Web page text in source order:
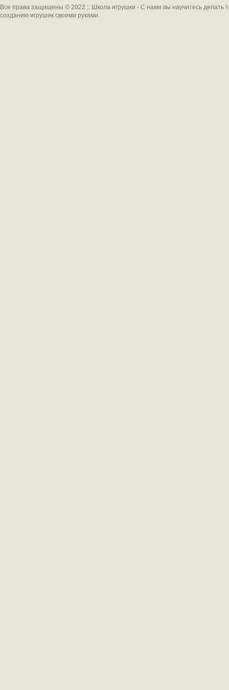
Все права защищены © 2022 :: Школа игрушки - С нами вы научитесь делать
созданию игрушек своими руками.